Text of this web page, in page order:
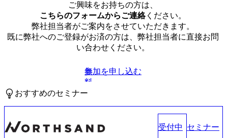
ご興味をお持ちの方は、
こちらのフォームからご連絡ください。
弊社担当者がご案内をさせていただきます。
既に弊社へのご登録がお済の方は、弊社担当者に直接お問
い合わせください。
無
料
参加を申し込む
おすすめのセミナー
受付中 セミナー